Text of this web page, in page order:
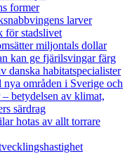
former
larver
för stadslivet
miljontals dollar
kan ge fjärilsvingar färg
danska habitatspecialister
områden i Sverige och
– betydelsen av klimat,
särdrag
hotas av allt torrare